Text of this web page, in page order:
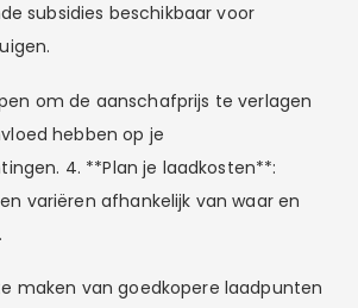
subsidies beschikbaar voor
om de aanschafprijs te verlagen
hebben op je
4. **Plan je laadkosten**:
variëren afhankelijk van waar en
maken van goedkopere laadpunten